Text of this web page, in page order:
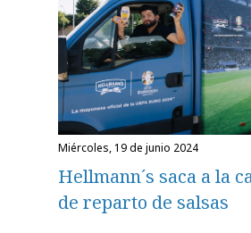
miércoles, 19 de junio 2024
Hellmann´s saca a la
de reparto de salsas